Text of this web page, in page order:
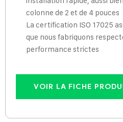
colonne de 2 et de 4 pouces
La certification ISO 17025
que nous fabriquons
performance strictes
VOIR LA FICHE